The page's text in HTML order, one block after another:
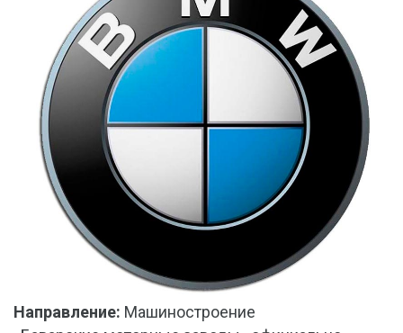
Направление: Машиностроение